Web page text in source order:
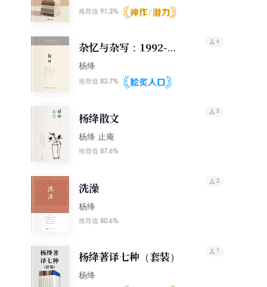
推荐值 91.3%
杂忆与杂写：1992-
2013
杨绛
推荐值 83.7%
6
杨绛散文
杨绛 止庵
推荐值 87.6%
5
洗澡
杨绛
推荐值 80.6%
2
杨绛著译七种（套装）
杨绛
1